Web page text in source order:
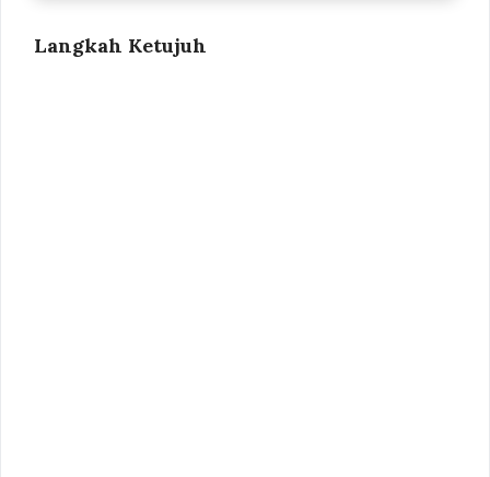
Langkah Ketujuh